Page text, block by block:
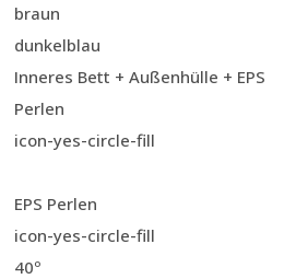
braun
dunkelblau
Inneres Bett + Außenhülle + EPS
Perlen
icon-yes-circle-fill
EPS Perlen
icon-yes-circle-fill
40º